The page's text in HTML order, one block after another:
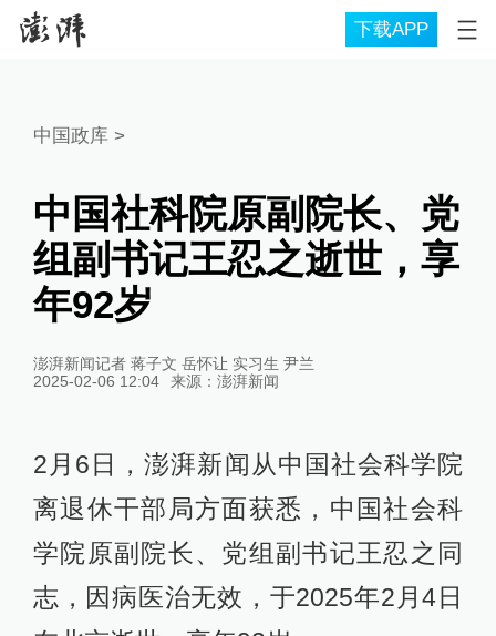
下载APP
中国政库 >
中国社科院原副院长、党
组副书记王忍之逝世，享
年92岁
澎湃新闻记者 蒋子文 岳怀让 实习生 尹兰
2025-02-06 12:04
来源： 澎湃新闻
2月6日，澎湃新闻从中国社会科学院
离退休干部局方面获悉，中国社会科
学院原副院长、党组副书记王忍之同
志，因病医治无效，于2025年2月4日